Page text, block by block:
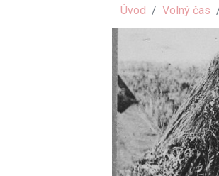
Úvod Volný čas